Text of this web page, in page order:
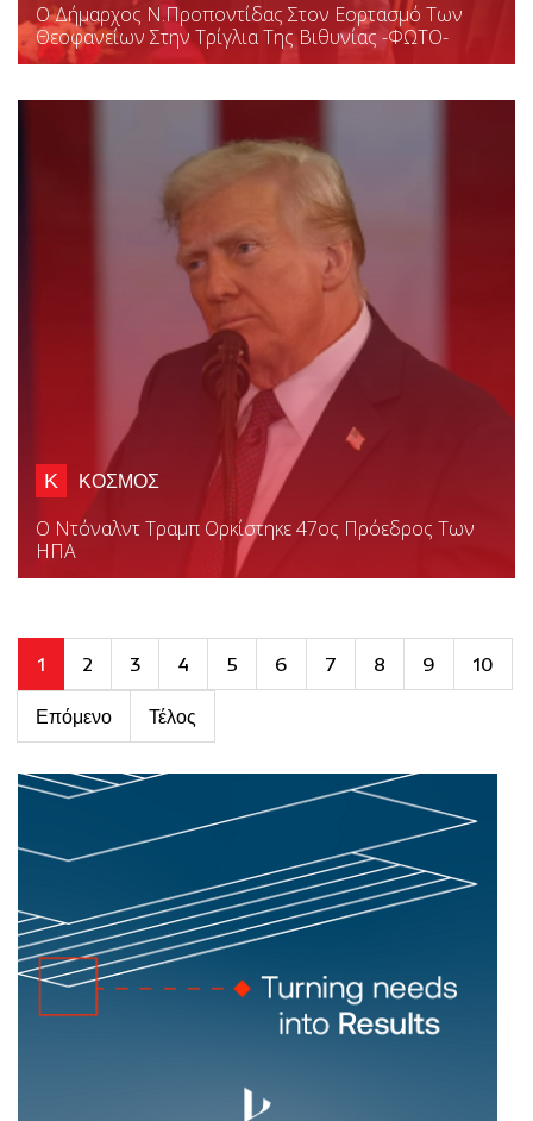
Ο Δήμαρχος Ν.Προποντίδας Στον Εορτασμό Των
Θεοφανείων Στην Τρίγλια Της Βιθυνίας -ΦΩΤΟ-
Κ ΚΟΣΜΟΣ
Ο Ντόναλντ Τραμπ Ορκίστηκε 47ος Πρόεδρος Των
ΗΠΑ
1 2 3 4 5 6 7 8 9 10
Επόμενο Τέλος